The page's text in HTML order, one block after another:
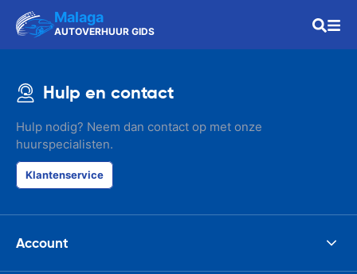
Malaga
AUTOVERHUUR GIDS
Hulp en contact
Hulp nodig? Neem dan contact op met onze
huurspecialisten.
Klantenservice
Account